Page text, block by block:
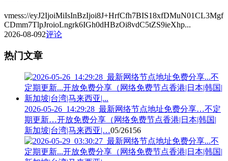
vmess://eyJ2IjoiMiIsInBzIjoi8J+HrfCfh7BIS18xfDMuN01CL3Mgf
CDmm7TlpJroioLngrk6IGh0dHBzOi8vdC5tZS9ieXhp...
2026-08-092评论
热门文章
2026-05-26_14:29:28_最新网络节点地址免费分享…不定
期更新…开放免费分享（网络免费节点香港|日本|韩国|
新加坡|台湾|马来西亚|…05/26156